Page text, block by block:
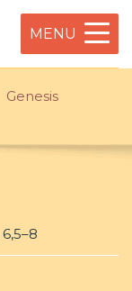
MENU
Genesis